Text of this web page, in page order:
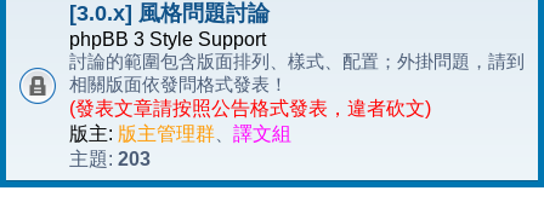
[3.0.x] 風格問題討論
phpBB 3 Style Support
討論的範圍包含版面排列、樣式、配置；外掛問題，請到
相關版面依發問格式發表！
(發表文章請按照公告格式發表，違者砍文)
版主: 版主管理群
譯文組
主題: 203